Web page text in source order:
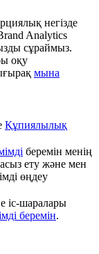
негізде
Analytics
сұраймыз.
оқу
мына
Құпиялылық
беремін менің
ету және мен
өңдеу
іс-шаралары
беремін.